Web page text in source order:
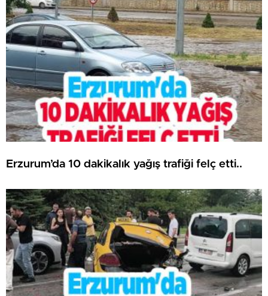
Erzurum’da 10 dakikalık yağış trafiği felç etti..